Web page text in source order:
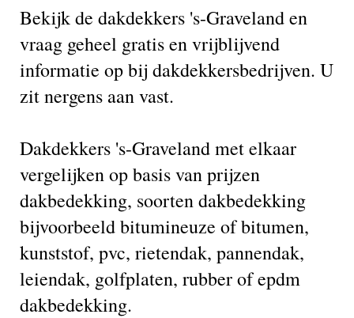
Bekijk de dakdekkers 's-Graveland en
vraag geheel gratis en vrijblijvend
informatie op bij dakdekkersbedrijven. U
zit nergens aan vast.
Dakdekkers 's-Graveland met elkaar
vergelijken op basis van prijzen
dakbedekking, soorten dakbedekking
bijvoorbeeld bitumineuze of bitumen,
kunststof, pvc, rietendak, pannendak,
leiendak, golfplaten, rubber of epdm
dakbedekking.